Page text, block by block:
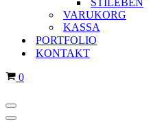
STILEBEN
VARUKORG
KASSA
PORTFOLIO
KONTAKT
Varukorg
0
Navigeringsmeny
Navigeringsmeny